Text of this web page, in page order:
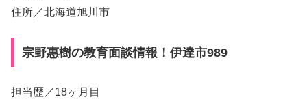
住所／北海道旭川市
宗野惠樹の教育面談情報！伊達市989
担当歴／18ヶ月目